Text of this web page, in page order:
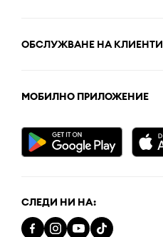
ОБСЛУЖВАНЕ НА КЛИЕНТИ
МОБИЛНО ПРИЛОЖЕНИЕ
СЛЕДИ НИ НА: